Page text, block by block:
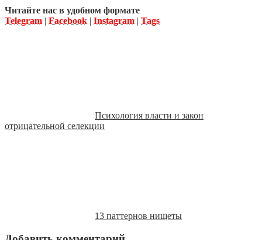
Читайте нас в удобном формате
Telegram | Facebook | Instagram | Tags
Психология власти и закон
отрицательной селекции
13 паттернов нищеты